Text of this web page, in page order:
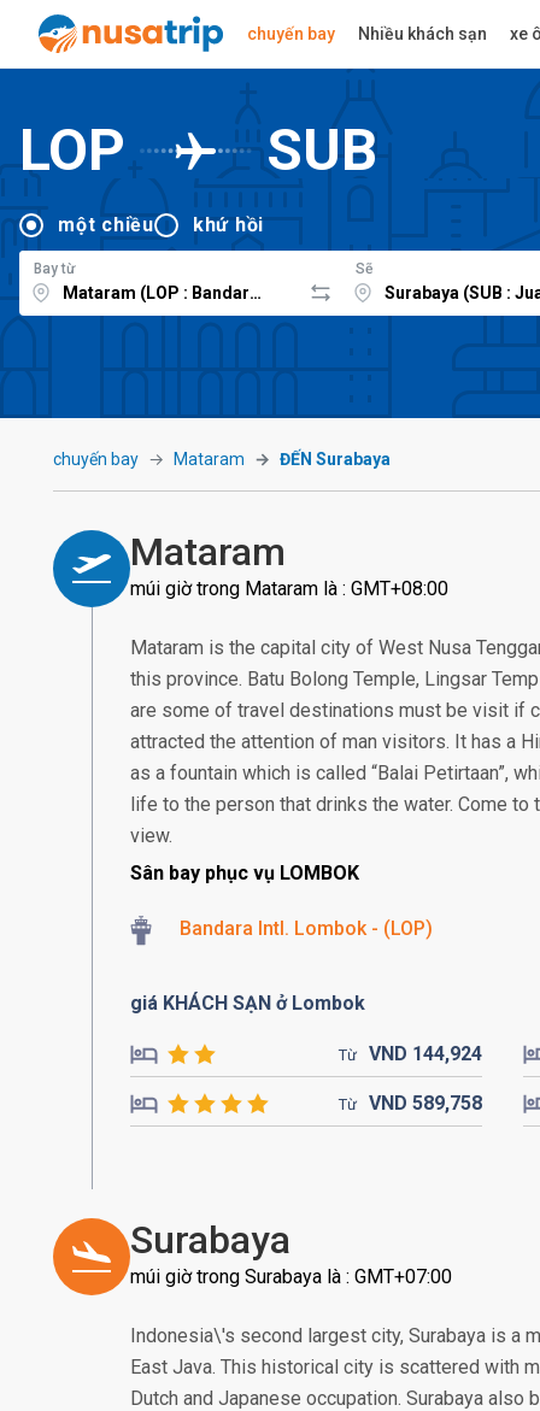
chuyến bay Nhiều khách sạn xe
LOP SUB
một chiều khứ hồi
Bay từ Sẽ
chuyến bay Mataram ĐẾN Surabaya
Mataram
múi giờ trong Mataram là : GMT+08:00
Mataram is the capital city of West Nusa
this province. Batu Bolong Temple, Lingsar
are some of travel destinations must be visit if
attracted the attention of man visitors. It has a
as a fountain which is called “Balai Petirtaan”,
life to the person that drinks the water. Come
view.
Sân bay phục vụ LOMBOK
Bandara Intl. Lombok - (LOP)
giá KHÁCH SẠN ở Lombok
Từ VND 144,924
Từ VND 589,758
Surabaya
múi giờ trong Surabaya là : GMT+07:00
Indonesia\'s second largest city, Surabaya is a
East Java. This historical city is scattered with
Dutch and Japanese occupation. Surabaya also